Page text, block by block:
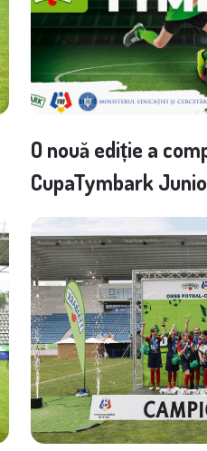
O nouă ediție a
CupaTymbark
desfășoară până